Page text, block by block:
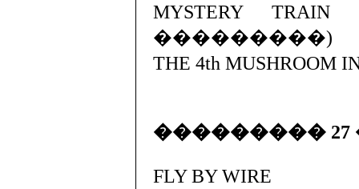
MYSTERY
���������)
THE 4th
���������
FLY BY WIRE